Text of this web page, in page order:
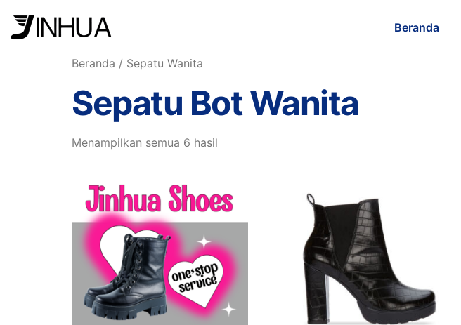
Beranda
Beranda / Sepatu Wanita
Sepatu Bot Wanita
Menampilkan semua 6 hasil